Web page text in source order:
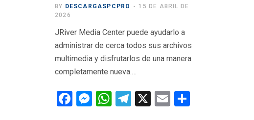
BY DESCARGASPCPRO
15 DE ABRIL DE
2026
JRiver Media Center puede ayudarlo a
administrar de cerca todos sus archivos
multimedia y disfrutarlos de una manera
completamente nueva.…
F
M
W
T
X
E